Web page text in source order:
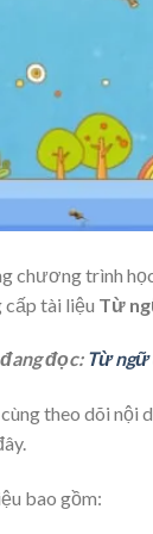
chương trình
cấp tài liệu Từ
đọc: Từ ngữ
theo dõi nội
bao gồm: